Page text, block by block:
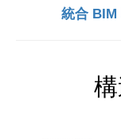
統合 BIM